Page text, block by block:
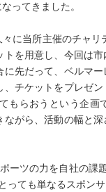
ってきました。
に当所主催のチャリ
を用意し、今回は
先だって、ベルマ
チケットをプレゼ
もらおうという企画
がら、活動の幅と
ーツの力を自社の課
ても単なるスポン